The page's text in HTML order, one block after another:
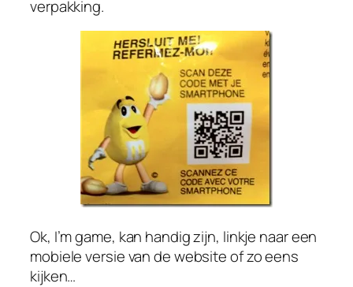
verpakking.
Ok, I’m game, kan handig zijn, linkje naar een
mobiele versie van de website of zo eens
kijken…